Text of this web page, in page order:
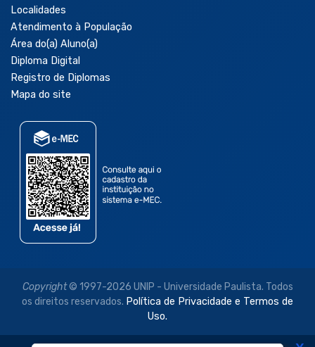
Localidades
Atendimento à População
Área do(a) Aluno(a)
Diploma Digital
Registro de Diplomas
Mapa do site
Copyright© 1997-2026 UNIP - Universidade Paulista. Todos
os direitos reservados. Política de Privacidade e Termos de
Uso.